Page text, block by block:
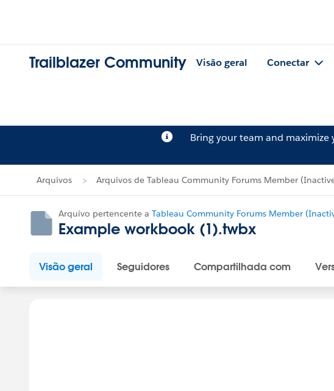
Trailblazer Community Visão geral Conectar
Bring your team and
Arquivos Arquivos de Tableau Community Forums Member
Arquivo pertencente a Tableau Community Forums Member
Example workbook (1).twbx
Visão geral Seguidores Compartilhada com